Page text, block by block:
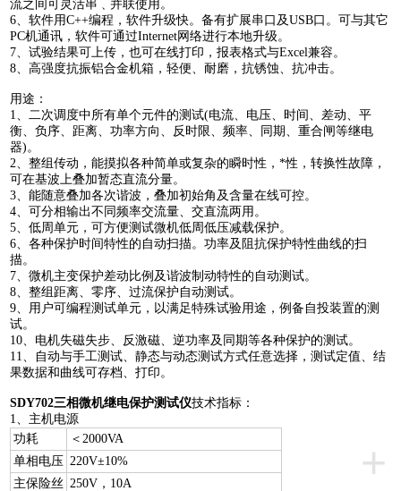
流之间可灵活串﹑并联使用。
6、软件用C++编程，软件升级快。备有扩展串口及USB口。可与其它
PC机通讯，软件可通过Internet网络进行本地升级。
7、试验结果可上传，也可在线打印，报表格式与Excel兼容。
8、高强度抗振铝合金机箱，轻便、耐磨，抗锈蚀、抗冲击。
用途：
1、二次调度中所有单个元件的测试(电流、电压、时间、差动、平
衡、负序、距离、功率方向、反时限、频率、同期、重合闸等继电
器)。
2、整组传动，能摸拟各种简单或复杂的瞬时性，*性，转换性故障，
可在基波上叠加暂态直流分量。
3、能随意叠加各次谐波，叠加初始角及含量在线可控。
4、可分相输出不同频率交流量、交直流两用。
5、低周单元，可方便测试微机低周低压减载保护。
6、各种保护时间特性的自动扫描。功率及阻抗保护特性曲线的扫
描。
7、微机主变保护差动比例及谐波制动特性的自动测试。
8、整组距离、零序、过流保护自动测试。
9、用户可编程测试单元，以满足特殊试验用途，例备自投装置的测
试。
10、电机失磁失步、反激磁、逆功率及同期等各种保护的测试。
11、自动与手工测试、静态与动态测试方式任意选择，测试定值、结
果数据和曲线可存档、打印。
SDY702三相微机继电保护测试仪技术指标：
1、主机电源
+
功耗
＜2000VA
单相电压 220V±10%
主保险丝 250V，10A